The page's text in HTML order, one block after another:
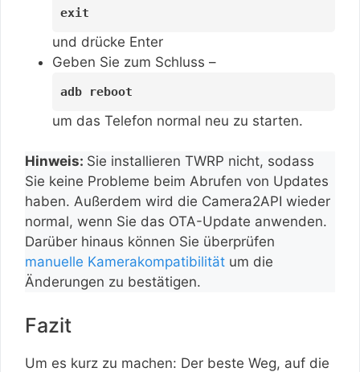
exit
und drücke Enter
Geben Sie zum Schluss –
adb reboot
um das Telefon normal neu zu starten.
Hinweis: Sie installieren TWRP nicht, sodass
Sie keine Probleme beim Abrufen von Updates
haben. Außerdem wird die Camera2API wieder
normal, wenn Sie das OTA-Update anwenden.
Darüber hinaus können Sie überprüfen
manuelle Kamerakompatibilität um die
Änderungen zu bestätigen.
Fazit
Um es kurz zu machen: Der beste Weg, auf die